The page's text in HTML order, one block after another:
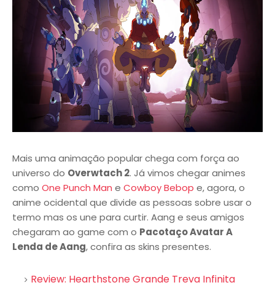
Mais uma animação popular chega com força ao
universo do Overwtach 2. Já vimos chegar animes
como One Punch Man e Cowboy Bebop e, agora, o
anime ocidental que divide as pessoas sobre usar o
termo mas os une para curtir. Aang e seus amigos
chegaram ao game com o Pacotaço Avatar A
Lenda de Aang, confira as skins presentes.
Review: Hearthstone Grande Treva Infinita